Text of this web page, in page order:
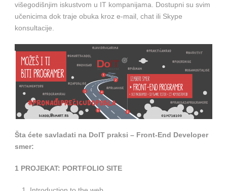
višegodišnjim iskustvom u IT kompanijama. Dostupni su svim
učenicima dok traje obuka kroz e-mail, chat ili Skype
konsultacije.
Šta ćete savladati na DoIT praksi – Front-End Developer
smer:
1 PROJEKAT: PORTFOLIO SITE